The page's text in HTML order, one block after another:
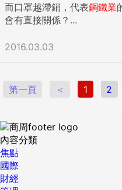
而口罩越滯銷，代表鋼鐵業
會有直接關係？...
2016.03.03
第一頁 ＜ 1 2
內容分類
焦點
國際
財經